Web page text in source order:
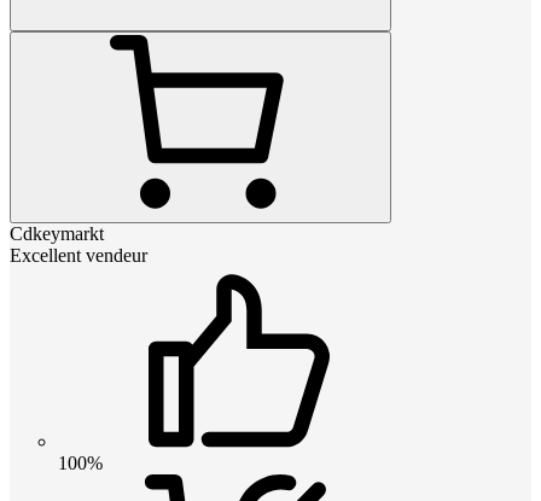
Cdkeymarkt
Excellent vendeur
100%